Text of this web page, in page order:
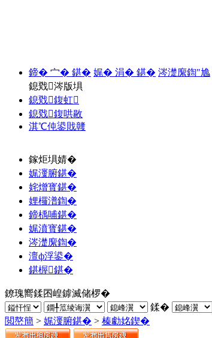
鍗� 宀� 鍖� 娓� 涓� 鍖� 涔濋緳鍧″尯
鎴戣涔版埧
鎴戣鍑虹
鎴戣鍑哄敭
淇℃伅鍙戝竷
鎵炬埧婧�
娓濅腑鍖�
姹熷寳鍖�
娌欏潽鍧�
鍗楀哺鍖�
娓濆寳鍖�
涔濋緳鍧�
澶ф浮鍙�
鍖楃鍖�
鐐瑰嚮鍒囨崲鎼滅储椤�
鍒�
閲嶅簡 > 娓濅腑鍖� > 榛勮姳鍥�